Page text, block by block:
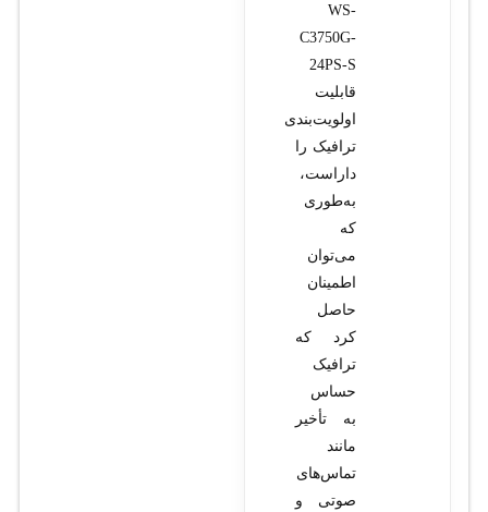
WS-
C3750G-
24PS-S
قابلیت
اولویت‌بندی
ترافیک را
داراست،
به‌طوری
که
می‌توان
اطمینان
حاصل
کرد که
ترافیک
حساس
به تأخیر
مانند
تماس‌های
صوتی و